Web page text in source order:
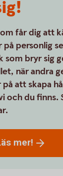
får dig att
personlig
som bryr sig
när andra
på att skapa
och du finns.
mer!